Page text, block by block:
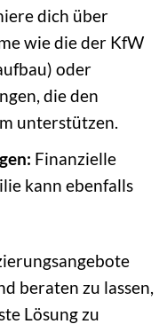
dich über
wie die der KfW
oder
die den
unterstützen.
Finanzielle
kann ebenfalls
beraten zu lassen,
Lösung zu